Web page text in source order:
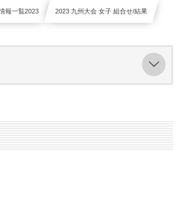
報一覧2023 2023 九州大会 女子 組合せ/結果
18（日）